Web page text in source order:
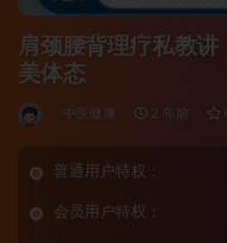
肩颈腰背理疗私教
美体态
中医健康 2 年前
普通用户特权：
会员用户特权：